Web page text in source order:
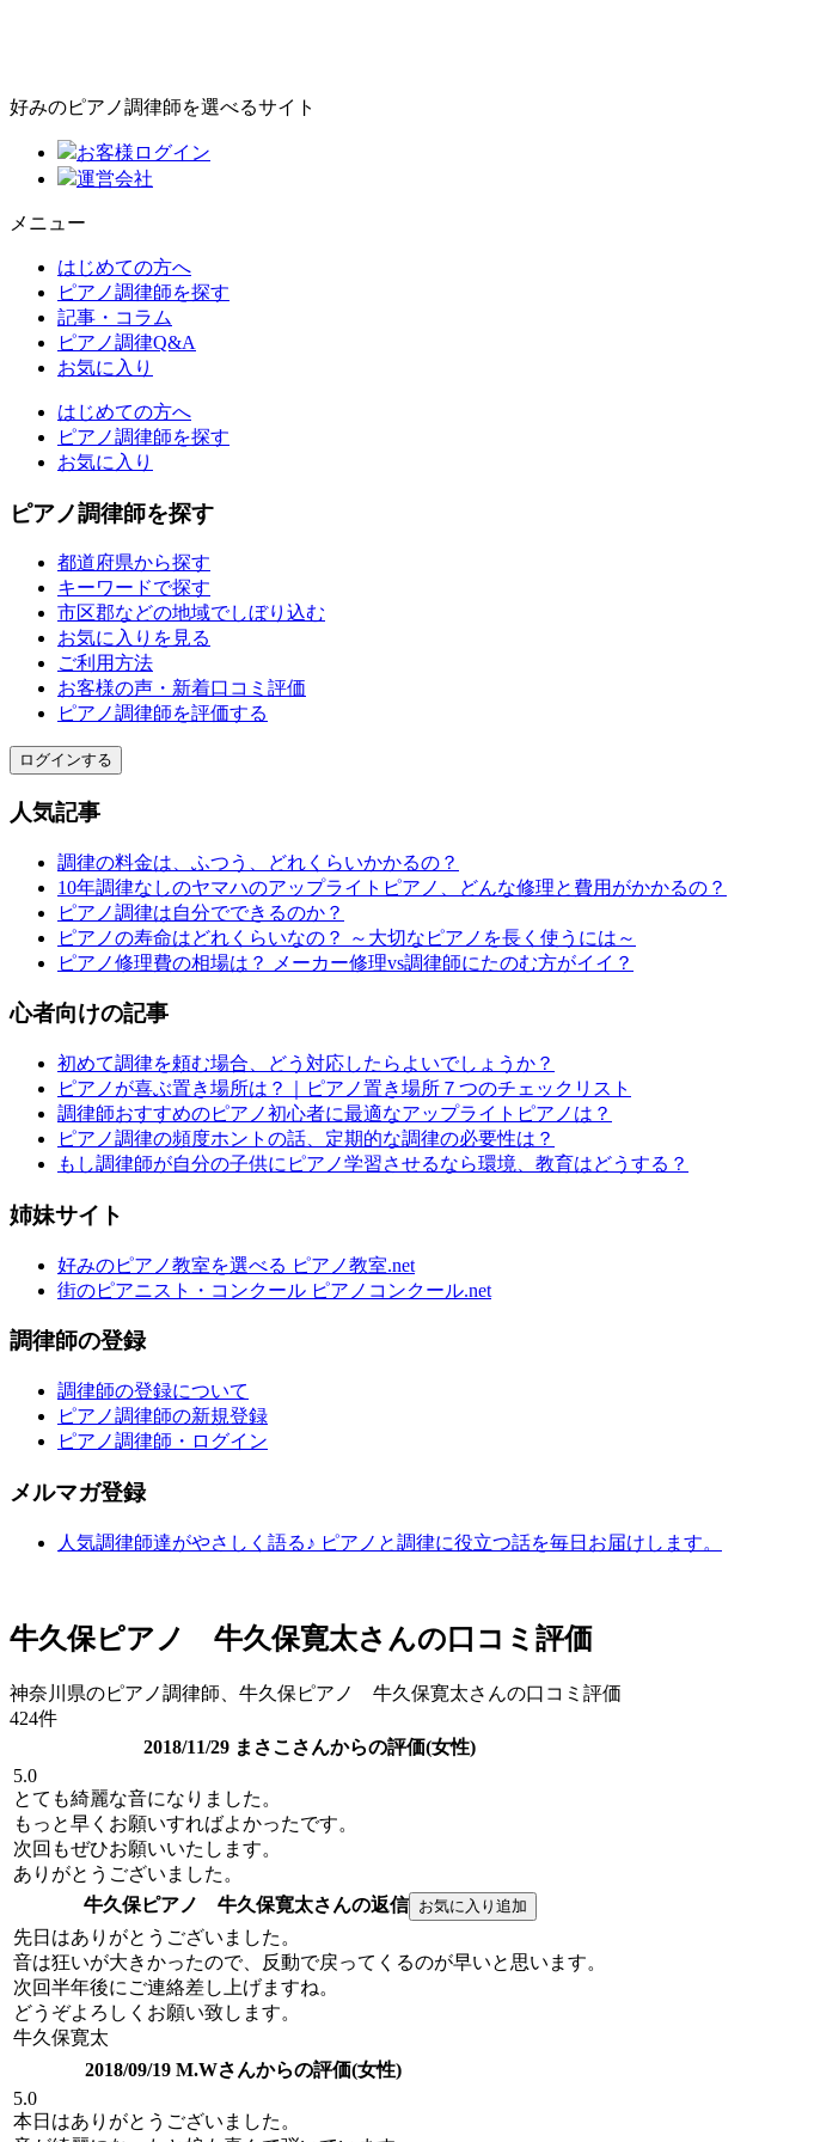
好みのピアノ調律師を選べるサイト
お客様ログイン
運営会社
メニュー
はじめての方へ
ピアノ調律師を探す
記事・コラム
ピアノ調律Q&A
お気に入り
はじめての方へ
ピアノ調律師を探す
お気に入り
ピアノ調律師を探す
都道府県から探す
キーワードで探す
市区郡などの地域でしぼり込む
お気に入りを見る
ご利用方法
お客様の声・新着口コミ評価
ピアノ調律師を評価する
ログインする
人気記事
調律の料金は、ふつう、どれくらいかかるの？
10年調律なしのヤマハのアップライトピアノ、どんな修理と費用がかかるの？
ピアノ調律は自分でできるのか？
ピアノの寿命はどれくらいなの？ ～大切なピアノを長く使うには～
ピアノ修理費の相場は？ メーカー修理vs調律師にたのむ方がイイ？
心者向けの記事
初めて調律を頼む場合、どう対応したらよいでしょうか？
ピアノが喜ぶ置き場所は？｜ピアノ置き場所７つのチェックリスト
調律師おすすめのピアノ初心者に最適なアップライトピアノは？
ピアノ調律の頻度ホントの話、定期的な調律の必要性は？
もし調律師が自分の子供にピアノ学習させるなら環境、教育はどうする？
姉妹サイト
好みのピアノ教室を選べる ピアノ教室.net
街のピアニスト・コンクール ピアノコンクール.net
調律師の登録
調律師の登録について
ピアノ調律師の新規登録
ピアノ調律師・ログイン
メルマガ登録
人気調律師達がやさしく語る♪ ピアノと調律に役立つ話を毎日お届けします。
牛久保ピアノ 牛久保寛太さんの口コミ評価
神奈川県のピアノ調律師、牛久保ピアノ 牛久保寛太さんの口コミ評価
424件
2018/11/29 まさこさんからの評価(女性)
5.0
とても綺麗な音になりました。
もっと早くお願いすればよかったです。
次回もぜひお願いいたします。
ありがとうございました。
牛久保ピアノ 牛久保寛太さんの返信
先日はありがとうございました。
音は狂いが大きかったので、反動で戻ってくるのが早いと思います。
次回半年後にご連絡差し上げますね。
どうぞよろしくお願い致します。
牛久保寛太
2018/09/19 M.Wさんからの評価(女性)
5.0
本日はありがとうございました。